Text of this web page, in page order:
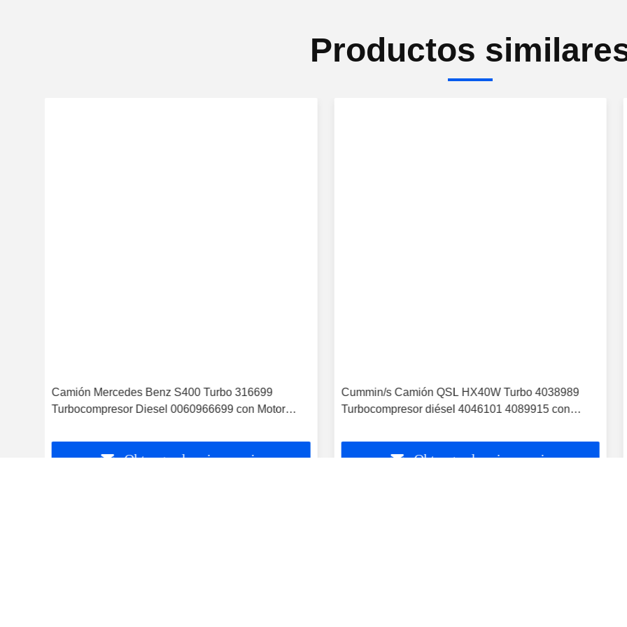
Productos
Camión Mercedes Benz S400 Turbo 316699
Turbocompresor Diesel 0060966699 con Motor
Obtenga el mejor precio
Cummin/s Camión QSL HX40W Turbo 4038989
Turbocompresor diésel 4046101 4089915 con
Obtenga el mejor precio